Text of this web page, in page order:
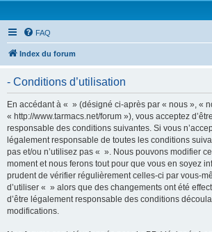
FAQ
Index du forum
- Conditions d’utilisation
En accédant à « » (désigné ci-après par « nous », «
« http://www.tarmacs.net/forum »), vous acceptez
responsable des conditions suivantes. Si vous
légalement responsable de toutes les conditions
pas et/ou n’utilisez pas « ». Nous pouvons modifier
moment et nous ferons tout pour que vous en soyez
prudent de vérifier régulièrement celles-ci par vous-
d’utiliser « » alors que des changements ont été
d’être légalement responsable des conditions
modifications.